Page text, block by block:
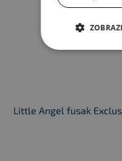
Little Angel fusak